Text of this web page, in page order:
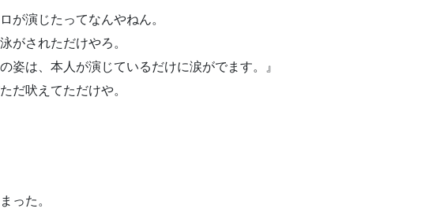
が演じたってなんやねん。
がされただけやろ。
姿は、本人が演じているだけに涙がでます。』
だ吠えてただけや。
った。